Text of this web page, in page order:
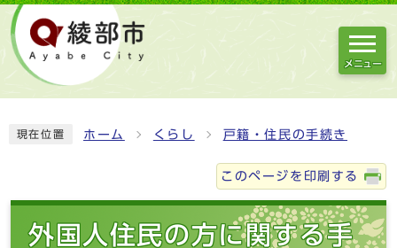
メニュー
現在位置 ホーム くらし 戸籍・住民の手続き
このページを印刷する
外国人住民の方に関する手